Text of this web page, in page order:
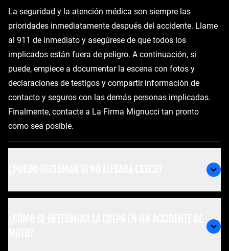
La seguridad y la atención médica son siempre las
prioridades inmediatamente después del accidente. Llame
al 911 de inmediato y asegúrese de que todos los
implicados están fuera de peligro. A continuación, si
puede, empiece a documentar la escena con fotos y
declaraciones de testigos y compartir información de
contacto y seguros con las demás personas implicadas.
Finalmente, contacte a La Firma Mignucci tan pronto
como sea posible.